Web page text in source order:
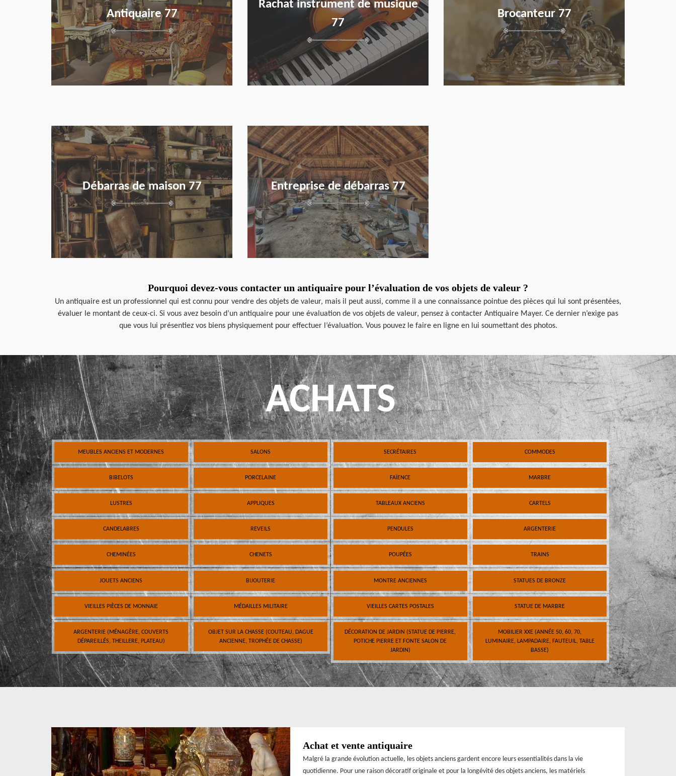
Antiquaire 77
Rachat instrument de musique
77
Brocanteur 77
Débarras de maison 77
en savoir plus
Entreprise de débarras 77
en savoir plus
Pourquoi devez-vous contacter un antiquaire pour l’évaluation de vos objets de valeur ?
Un antiquaire est un professionnel qui est connu pour vendre des objets de valeur, mais il peut aussi, comme il a une connaissance pointue des pièces qui lui sont présentées,
évaluer le montant de ceux-ci. Si vous avez besoin d’un antiquaire pour une évaluation de vos objets de valeur, pensez à contacter Antiquaire Mayer. Ce dernier n’exige pas
que vous lui présentiez vos biens physiquement pour effectuer l’évaluation. Vous pouvez le faire en ligne en lui soumettant des photos.
ACHATS
MEUBLES ANCIENS ET MODERNES SALONS SECRÉTAIRES COMMODES
BIBELOTS PORCELAINE FAÏENCE MARBRE
LUSTRES APPLIQUES TABLEAUX ANCIENS CARTELS
CANDELABRES REVEILS PENDULES ARGENTERIE
CHEMINÉES CHENETS POUPÉES TRAINS
JOUETS ANCIENS BIJOUTERIE MONTRE ANCIENNES STATUES DE BRONZE
VIEILLES PIÈCES DE MONNAIE MÉDAILLES MILITAIRE VIEILLES CARTES POSTALES STATUE DE MARBRE
ARGENTERIE (MÉNAGÈRE, COUVERTS
DÉPAREILLÉS, THEILLERE, PLATEAU)
OBJET SUR LA CHASSE (COUTEAU, DAGUE
ANCIENNE, TROPHÉE DE CHASSE)
DÉCORATION DE JARDIN (STATUE DE PIERRE,
POTICHE PIERRE ET FONTE SALON DE
JARDIN)
MOBILIER XXE (ANNÉE 50, 60, 70,
LUMINAIRE, LAMPADAIRE, FAUTEUIL, TABLE
BASSE)
Achat et vente antiquaire
Malgré la grande évolution actuelle, les objets anciens gardent encore leurs essentialités dans la vie
quotidienne. Pour une raison décoratif originale et pour la longévité des objets anciens, les matériels